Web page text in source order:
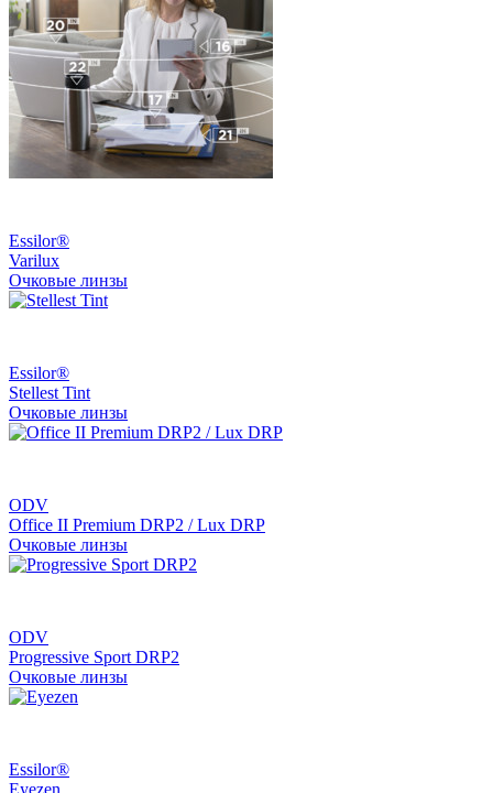
Essilor®
Varilux
Очковые линзы
Essilor®
Stellest Tint
Очковые линзы
ODV
Office II Premium DRP2 / Lux DRP
Очковые линзы
ODV
Progressive Sport DRP2
Очковые линзы
Essilor®
Eyezen